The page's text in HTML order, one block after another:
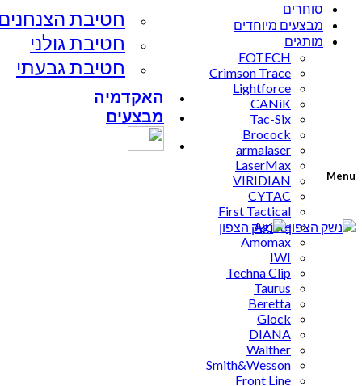
חטיבת
חטיבת גולני
חטיבת גבעתי
האקדמיה
מבצעים
Menu
סוחרים
מבצעים מיוחדים
מותגים
EOTECH
Crimson Trace
Lightforce
CANiK
Tac-Six
Brocock
armalaser
LaserMax
VIRIDIAN
CYTAC
First Tactical
Agilite
Amomax
IWI
Techna Clip
Taurus
Beretta
Glock
DIANA
Walther
Smith&Wesson
Front Line